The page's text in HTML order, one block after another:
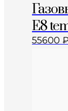
E8
55600